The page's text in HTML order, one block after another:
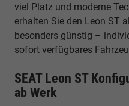
viel Platz und moderne
erhalten Sie den Leon ST
besonders günstig –
sofort verfügbares
SEAT Leon ST
ab Werk